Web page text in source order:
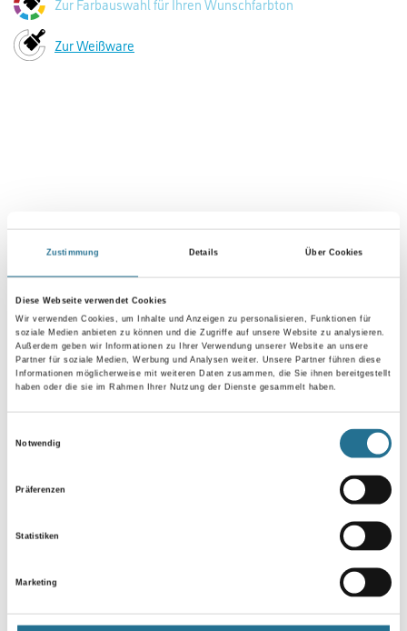
Zustimmung Details Über Cookies
Diese Webseite verwendet Cookies
Wir verwenden Cookies, um Inhalte und Anzeigen zu personalisieren, Funktionen für
soziale Medien anbieten zu können und die Zugriffe auf unsere Website zu analysieren.
Außerdem geben wir Informationen zu Ihrer Verwendung unserer Website an unsere
Partner für soziale Medien, Werbung und Analysen weiter. Unsere Partner führen diese
Informationen möglicherweise mit weiteren Daten zusammen, die Sie ihnen bereitgestellt
haben oder die sie im Rahmen Ihrer Nutzung der Dienste gesammelt haben.
Notwendig
Präferenzen
Statistiken
Marketing
Zur Weißware
PRODUKTEIGENSCHAFTEN
Produkteigenschaft
- Blockfest
- Sehr hohe Farbtonstabilität
- Für Kinderspielzeug geeignet
- Wasserverdünnbar
- Umweltschonend
- Hoch elastisch
Material-, Umluft- und Untergrundtemperatur: Mind. 8 °C
Bei 20 °C und 65 % relativer Luftfeuchtigkeit:
- Grifffest: 2-3 Stunden
- Überstreichbar: 6-8 Stunden.